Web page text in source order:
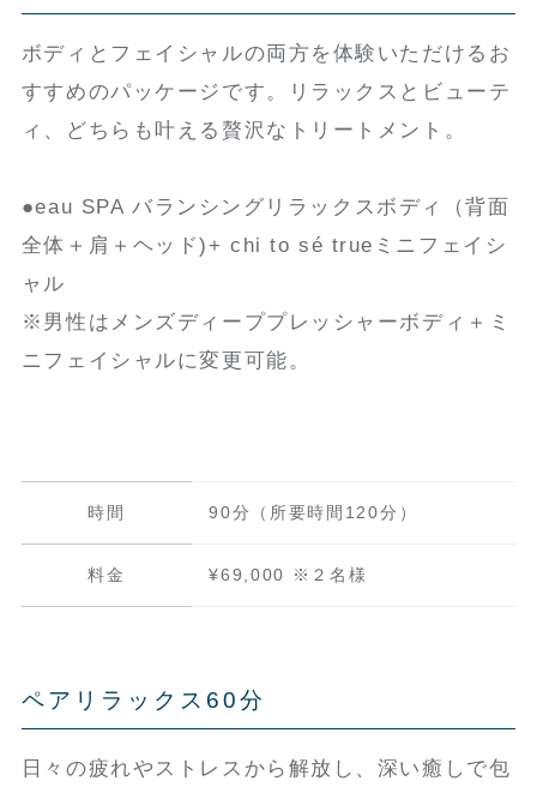
ボディとフェイシャルの両方を体験いただけるお
すすめのパッケージです。リラックスとビューテ
ィ、どちらも叶える贅沢なトリートメント。
●eau SPA バランシングリラックスボディ（背面
全体＋肩＋ヘッド)+ chi to sé trueミニフェイシ
ャル
※男性はメンズディーププレッシャーボディ＋ミ
ニフェイシャルに変更可能。
時間 90分（所要時間120分）
料金 ¥69,000 ※２名様
ペアリラックス60分
日々の疲れやストレスから解放し、深い癒しで包